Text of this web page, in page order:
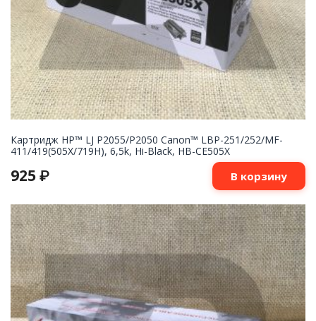
Картридж НР™ LJ P2055/P2050 Canon™ LBP-251/252/MF-
411/419(505X/719H), 6,5k, Hi-Black, HB-CE505X
925 ₽ В корзину